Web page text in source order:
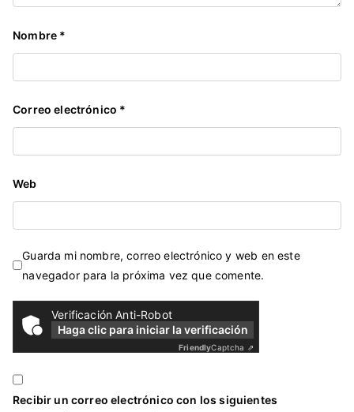
Nombre *
Correo electrónico *
Web
Guarda mi nombre, correo electrónico y web en este
navegador para la próxima vez que comente.
Verificación Anti-Robot
Haga clic para iniciar la verificación
FriendlyCaptcha ⇗
Recibir un correo electrónico con los siguientes